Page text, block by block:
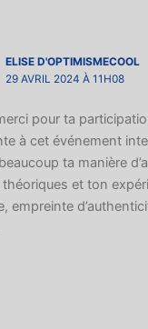
ELISE D'OPTIMISMECOOL
29 AVRIL 2024 À 11H08
pour ta
à cet événement
ta manière
et ton
empreinte